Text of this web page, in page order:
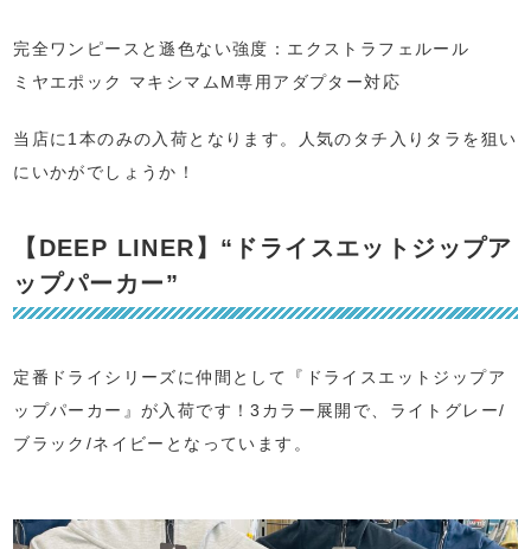
完全ワンピースと遜色ない強度：エクストラフェルール
ミヤエポック マキシマムM専用アダプター対応
当店に1本のみの入荷となります。人気のタチ入りタラを狙い
にいかがでしょうか！
【DEEP LINER】“ドライスエットジップア
ップパーカー”
定番ドライシリーズに仲間として『ドライスエットジップア
ップパーカー』が入荷です！3カラー展開で、ライトグレー/
ブラック/ネイビーとなっています。